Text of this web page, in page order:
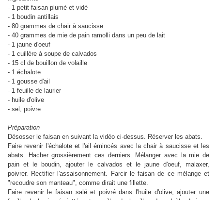
- 1 petit faisan plumé et vidé
- 1 boudin antillais
- 80 grammes de chair à saucisse
- 40 grammes de mie de pain ramolli dans un peu de lait
- 1 jaune d'oeuf
- 1 cuillère à soupe de calvados
- 15 cl de bouillon de volaille
- 1 échalote
- 1 gousse d'ail
- 1 feuille de laurier
- huile d'olive
- sel, poivre
Préparation
Désosser le faisan en suivant la vidéo ci-dessus. Réserver les abats.
Faire revenir l'échalote et l'ail émincés avec la chair à saucisse et les
abats. Hacher grossièrement ces derniers. Mélanger avec la mie de
pain et le boudin, ajouter le calvados et le jaune d'oeuf, malaxer,
poivrer. Rectifier l'assaisonnement. Farcir le faisan de ce mélange et
"recoudre son manteau", comme dirait une fillette.
Faire revenir le faisan salé et poivré dans l'huile d'olive, ajouter une